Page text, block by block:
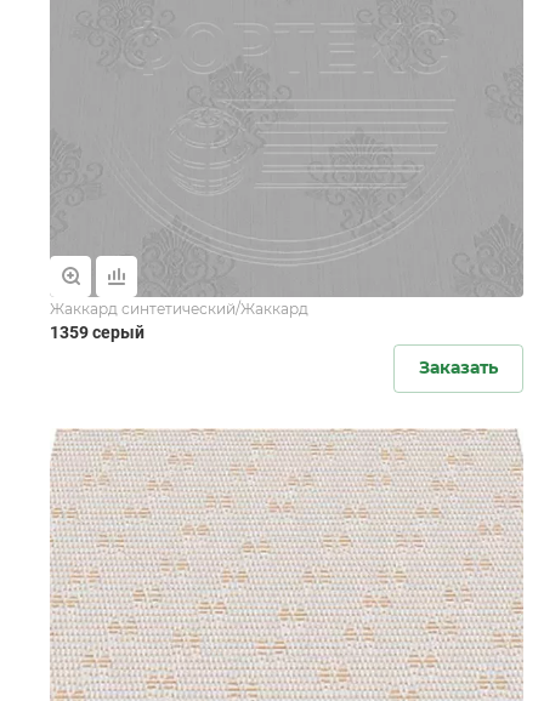
Жаккард синтетический/Жаккард
1359 серый
Заказать